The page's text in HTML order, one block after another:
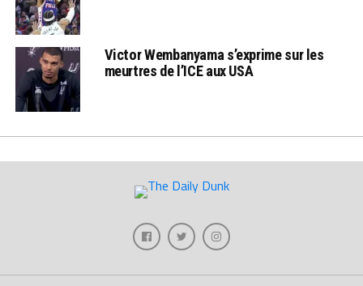
Victor Wembanyama s’exprime sur les
meurtres de l’ICE aux USA